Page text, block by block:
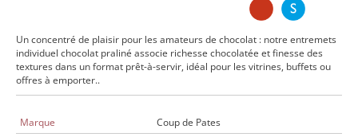
Un concentré de plaisir pour les amateurs de chocolat : notre entremets
individuel chocolat praliné associe richesse chocolatée et finesse des
textures dans un format prêt-à-servir, idéal pour les vitrines, buffets ou
offres à emporter..
Marque
Coup de Pates